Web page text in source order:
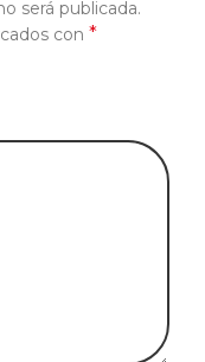
será publicada.
con *